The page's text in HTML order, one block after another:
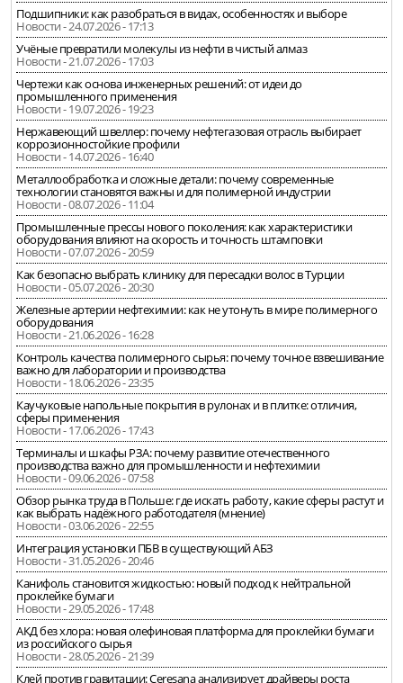
Подшипники: как разобраться в видах, особенностях и выборе
Новости - 24.07.2026 - 17:13
Учёные превратили молекулы из нефти в чистый алмаз
Новости - 21.07.2026 - 17:03
Чертежи как основа инженерных решений: от идеи до
промышленного применения
Новости - 19.07.2026 - 19:23
Нержавеющий швеллер: почему нефтегазовая отрасль выбирает
коррозионностойкие профили
Новости - 14.07.2026 - 16:40
Металлообработка и сложные детали: почему современные
технологии становятся важны и для полимерной индустрии
Новости - 08.07.2026 - 11:04
Промышленные прессы нового поколения: как характеристики
оборудования влияют на скорость и точность штамповки
Новости - 07.07.2026 - 20:59
Как безопасно выбрать клинику для пересадки волос в Турции
Новости - 05.07.2026 - 20:30
Железные артерии нефтехимии: как не утонуть в мире полимерного
оборудования
Новости - 21.06.2026 - 16:28
Контроль качества полимерного сырья: почему точное взвешивание
важно для лаборатории и производства
Новости - 18.06.2026 - 23:35
Каучуковые напольные покрытия в рулонах и в плитке: отличия,
сферы применения
Новости - 17.06.2026 - 17:43
Терминалы и шкафы РЗА: почему развитие отечественного
производства важно для промышленности и нефтехимии
Новости - 09.06.2026 - 07:58
Обзор рынка труда в Польше: где искать работу, какие сферы растут и
как выбрать надёжного работодателя (мнение)
Новости - 03.06.2026 - 22:55
Интеграция установки ПБВ в существующий АБЗ
Новости - 31.05.2026 - 20:46
Канифоль становится жидкостью: новый подход к нейтральной
проклейке бумаги
Новости - 29.05.2026 - 17:48
АКД без хлора: новая олефиновая платформа для проклейки бумаги
из российского сырья
Новости - 28.05.2026 - 21:39
Клей против гравитации: Ceresana анализирует драйверы роста